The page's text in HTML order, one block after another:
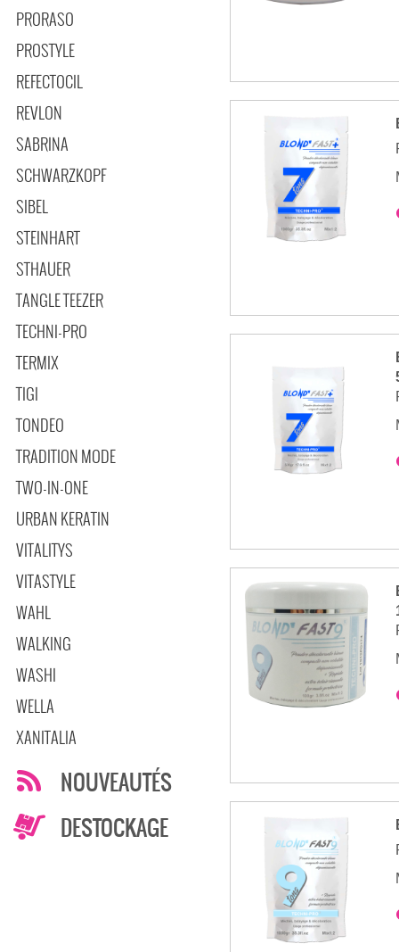
PRORASO
PROSTYLE
REFECTOCIL
REVLON
SABRINA
SCHWARZKOPF
SIBEL
STEINHART
STHAUER
TANGLE TEEZER
TECHNI-PRO
TERMIX
TIGI
TONDEO
TRADITION MODE
TWO-IN-ONE
URBAN KERATIN
VITALITYS
VITASTYLE
WAHL
WALKING
WASHI
WELLA
XANITALIA
NOUVEAUTÉS
DESTOCKAGE